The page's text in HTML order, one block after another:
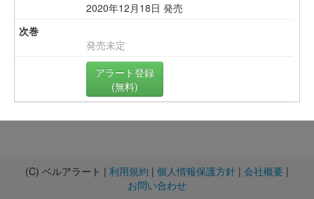
2020年12月18日 発売
発売未定
アラート登録
(無料)
(C) ベルアラート | 利用規約 | 個人情報保護方針 | 会社概要 |
お問い合わせ